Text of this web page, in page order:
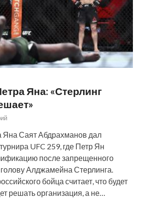
Яна: «Стерлинг
Саят Абдрахманов дал
UFC 259, где Петр Ян
после запрещенного
Алджамейна Стерлинга.
бойца считает, что будет
решать организация, а не…